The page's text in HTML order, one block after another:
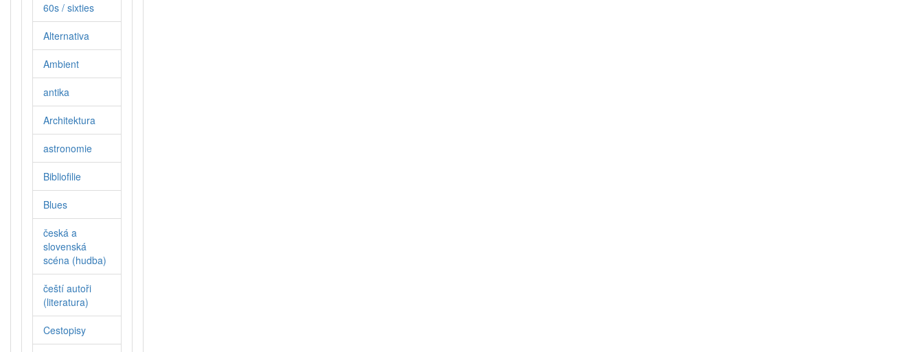
60s / sixties
Alternativa
Ambient
antika
Architektura
astronomie
Bibliofilie
Blues
česká a
slovenská
scéna (hudba)
čeští autoři
(literatura)
Cestopisy